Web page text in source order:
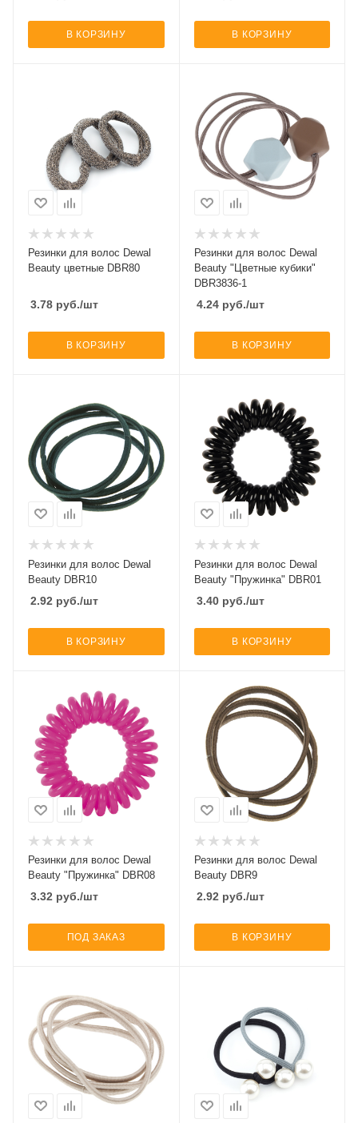
В КОРЗИНУ В КОРЗИНУ
Резинки для волос Dewal
Beauty цветные DBR80
3.78 руб./шт
В КОРЗИНУ
Резинки для волос Dewal
Beauty "Цветные кубики"
DBR3836-1
4.24руб./шт
В КОРЗИНУ
Резинки для волос Dewal
Beauty DBR10
2.92 руб./шт
В КОРЗИНУ
Резинки для волос Dewal
Beauty "Пружинка" DBR01
3.40руб./шт
В КОРЗИНУ
Резинки для волос Dewal
Beauty "Пружинка" DBR08
3.32 руб./шт
ПОД ЗАКАЗ
Резинки для волос Dewal
Beauty DBR9
2.92 руб./шт
В КОРЗИНУ